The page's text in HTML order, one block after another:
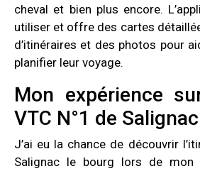
cheval et bien plus encore.
utiliser et offre des cartes
d’itinéraires et des photos pour
planifier leur voyage.
Mon expérience
VTC N°1 de
J’ai eu la chance de découvrir
Salignac le bourg lors de mon